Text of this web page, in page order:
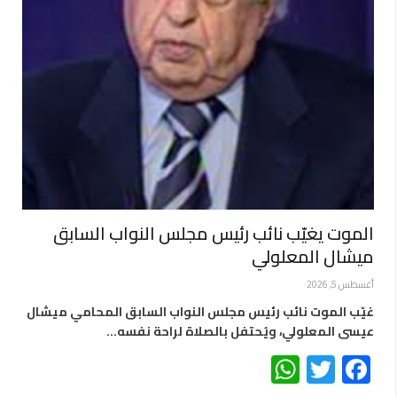
الموت يغيّب نائب رئيس مجلس النواب السابق
ميشال المعلولي
أغسطس 5, 2026
غيّب الموت نائب رئيس مجلس النواب السابق المحامي ميشال
عيسى المعلولي، ويُحتفل بالصلاة لراحة نفسه…
Facebook
Twitter